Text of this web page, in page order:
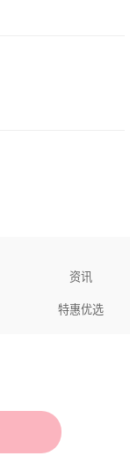
资讯
特惠优选